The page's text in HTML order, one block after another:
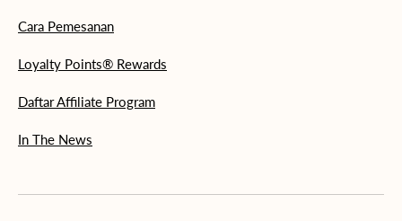
Cara Pemesanan
Loyalty Points® Rewards
Daftar Affiliate Program
In The News